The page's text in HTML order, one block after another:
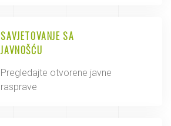
SAVJETOVANJE SA
JAVNOŠĆU
Pregledajte otvorene javne
rasprave